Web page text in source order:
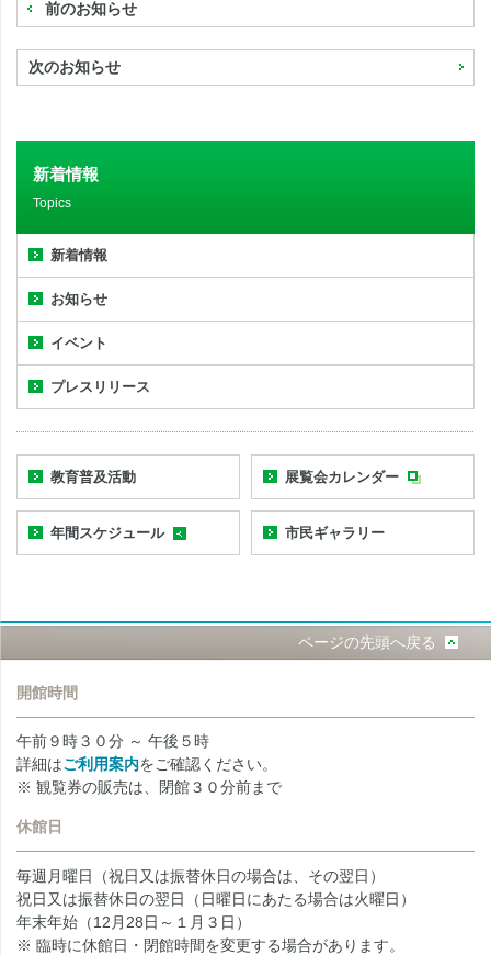
前のお知らせ
次のお知らせ
新着情報
Topics
新着情報
お知らせ
イベント
プレスリリース
教育普及活動 展覧会カレンダー
年間スケジュール 市民ギャラリー
ページの先頭へ戻る
開館時間
午前９時３０分 ～ 午後５時
詳細はご利用案内をご確認ください。
※ 観覧券の販売は、閉館３０分前まで
休館日
毎週月曜日（祝日又は振替休日の場合は、その翌日）
祝日又は振替休日の翌日（日曜日にあたる場合は火曜日）
年末年始（12月28日～１月３日）
※ 臨時に休館日・閉館時間を変更する場合があります。